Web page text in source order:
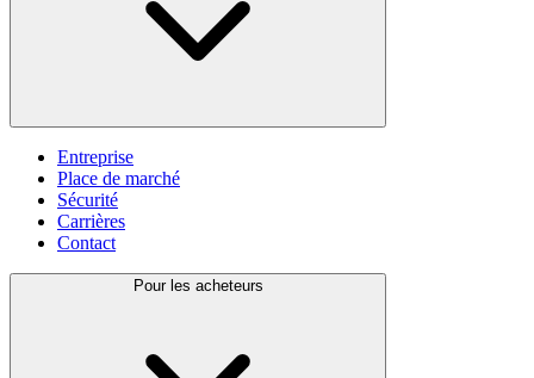
Entreprise
Place de marché
Sécurité
Carrières
Contact
Pour les acheteurs